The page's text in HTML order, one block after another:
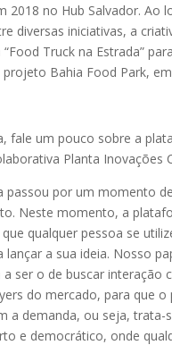
2018 no Hub Salvador. Ao
diversas iniciativas, a
Truck na Estrada”
Bahia Food Park,
fale um pouco sobre a
Planta Inovações
passou por um momento de
Neste momento, a
qualquer pessoa se
lançar a sua ideia. Nosso
a ser o de buscar interação
do mercado, para que
a demanda, ou seja, trata-
e democrático, onde